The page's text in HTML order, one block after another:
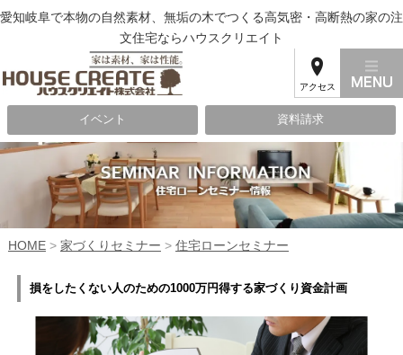
愛知岐阜で本物の自然素材、無垢の木でつくる高気密・高断熱の家の注
文住宅ならハウスクリエイト
アクセス
イベント 資料請求
HOME > 家づくりセミナー > 住宅ローンセミナー
損をしたくない人のための1000万円得する家づくり資金計画